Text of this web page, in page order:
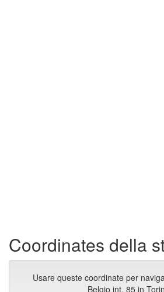
Coordinates della
Usare queste coordinate per
Belgio int. 85 in